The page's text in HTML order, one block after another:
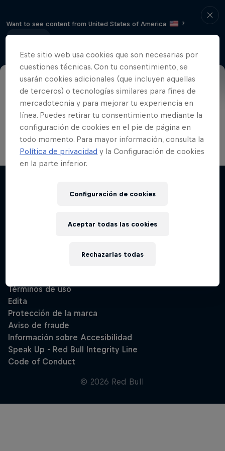
Want to see content from United States of America
?
Continue
Los corredores de 4X más rápidos del
mundo se dan cita en Leogang para
luchar por el título de Campeón del
Mundo.
Este sitio web usa cookies que son necesarias por
cuestiones técnicas. Con tu consentimiento, se
usarán cookies adicionales (que incluyen aquellas
de terceros) o tecnologías similares para fines de
mercadotecnia y para mejorar tu experiencia en
línea. Puedes retirar tu consentimiento mediante la
configuración de cookies en el pie de página en
todo momento. Para mayor información, consulta la
Política de privacidad y la Configuración de cookies
en la parte inferior.
Configuración de cookies
Rechazarlas todas
Aceptar todas las cookies